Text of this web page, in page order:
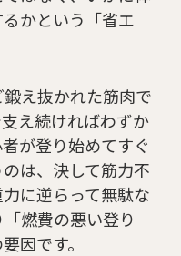
かという「省エ
え抜かれた筋肉で
え続ければわずか
が登り始めてすぐ
は、決して筋力不
に逆らって無駄な
燃費の悪い登り
因です。